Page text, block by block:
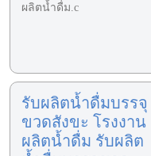
ผลิตน้ำดื่ม.c
รับผลิตน้ำดื่มบรรจุ
ขวดสังขะ โรงงาน
ผลิตน้ำดื่ม รับผลิต